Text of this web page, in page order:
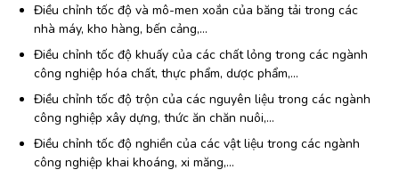
Điều chỉnh tốc độ và mô-men xoắn của băng tải trong các
nhà máy, kho hàng, bến cảng,…
Điều chỉnh tốc độ khuấy của các chất lỏng trong các ngành
công nghiệp hóa chất, thực phẩm, dược phẩm,…
Điều chỉnh tốc độ trộn của các nguyên liệu trong các ngành
công nghiệp xây dựng, thức ăn chăn nuôi,…
Điều chỉnh tốc độ nghiền của các vật liệu trong các ngành
công nghiệp khai khoáng, xi măng,…